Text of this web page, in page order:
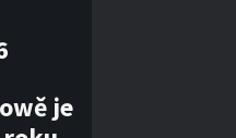
je